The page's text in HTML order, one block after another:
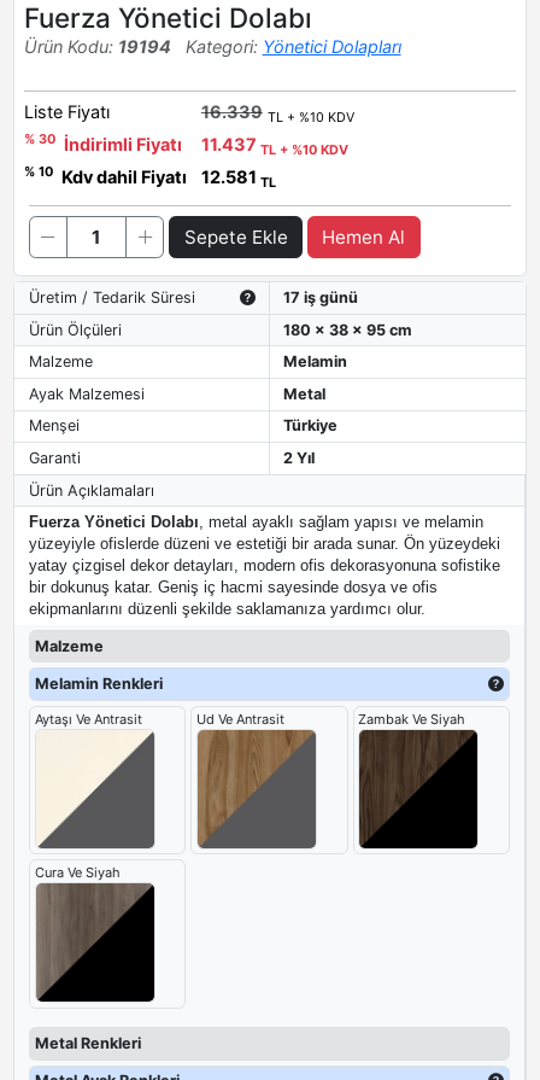
Fuerza Yönetici Dolabı
Ürün Kodu: 19194 Kategori: Yönetici Dolapları
Liste Fiyatı 16.339 TL + %10 KDV
% 30
İndirimli Fiyatı 11.437 TL + %10 KDV
% 10
Kdv dahil Fiyatı 12.581 TL
Sepete Ekle Hemen Al
Üretim / Tedarik Süresi
17 iş günü
Ürün Ölçüleri
180 x 38 x 95 cm
Malzeme
Melamin
Ayak Malzemesi
Metal
Menşei
Türkiye
Garanti
2 Yıl
Ürün Açıklamaları
Fuerza Yönetici Dolabı, metal ayaklı sağlam yapısı ve melamin
yüzeyiyle ofislerde düzeni ve estetiği bir arada sunar. Ön yüzeydeki
yatay çizgisel dekor detayları, modern ofis dekorasyonuna sofistike
bir dokunuş katar. Geniş iç hacmi sayesinde dosya ve ofis
ekipmanlarını düzenli şekilde saklamanıza yardımcı olur.
Malzeme
Melamin Renkleri
Aytaşı Ve Antrasit Ud Ve Antrasit Zambak Ve Siyah
Cura Ve Siyah
Metal Renkleri